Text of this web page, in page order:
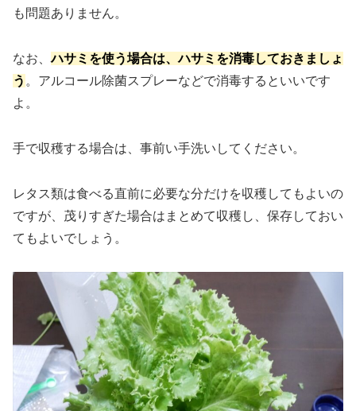
も問題ありません。
なお、ハサミを使う場合は、ハサミを消毒しておきましょ
う 。アルコール除菌スプレーなどで消毒するといいです
よ。
手で収穫する場合は、事前い手洗いしてください。
レタス類は食べる直前に必要な分だけを収穫してもよいの
ですが、茂りすぎた場合はまとめて収穫し、保存しておい
てもよいでしょう。